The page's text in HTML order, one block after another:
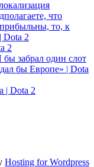
что
то, к
Dota 2
2
забрал один слот
бы Европе» | Dota
| Dota 2
Hosting for Wordpress